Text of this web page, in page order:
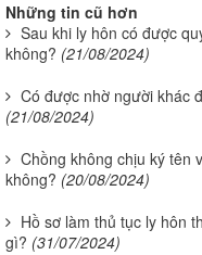
Những tin cũ hơn
Sau khi ly hôn có được
không? (21/08/2024)
Có được nhờ người khác
(21/08/2024)
Chồng không chịu ký tên
không? (20/08/2024)
Hồ sơ làm thủ tục ly hôn
gì? (31/07/2024)